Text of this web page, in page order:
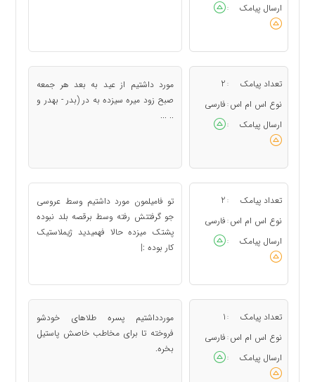
ارسال پیامک
:
تعداد پیامک :
2
نوع اس ام اس : فارسی
ارسال پیامک
:
مورد داشتيم از عيد به بعد هر جمعه
صبح زود ميره سيزده به در (بدر - بهدر و
.. ...
تعداد پیامک :
2
نوع اس ام اس : فارسی
ارسال پیامک
:
تو فامیلمون مورد داشتیم وسط عروسی
جو گرفتتش رفته وسط برقصه بلد نبوده
پشتک میزده حالا فهمیدید ژیملاستیک
کار بوده :|
تعداد پیامک :
1
نوع اس ام اس : فارسی
ارسال پیامک
:
موردداشتیم پسره طلاهاى خودشو
فروخته تا براى مخاطب خاصش پاستیل
بخره.